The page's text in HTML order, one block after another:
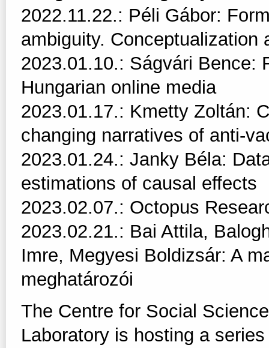
2022.11.22.: Péli Gábor:
ambiguity. Conceptualization
2023.01.10.: Ságvári Bence:
Hungarian online media
2023.01.17.: Kmetty Zoltán:
changing narratives of anti-
2023.01.24.: Janky Béla:
estimations of causal effects
2023.02.07.: Octopus
2023.02.21.: Bai Attila,
Imre, Megyesi Boldizsár: A
meghatározói
The Centre for Social
Laboratory is hosting a